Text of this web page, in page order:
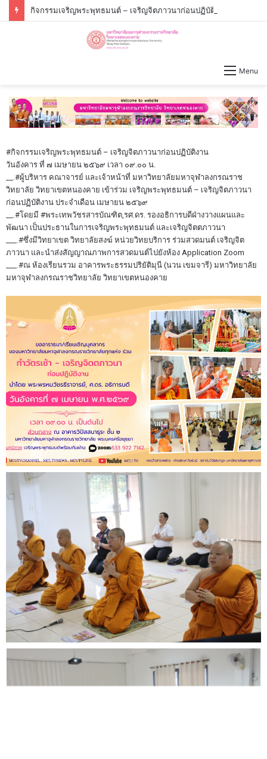
Menu
#กิจกรรมเจริญพระพุทธมนต์ – เจริญจิตภาวนาก่อนปฏิบัติงาน
วันอังคาร ที่ ๗ เมษายน ๒๕๖๙ เวลา ๐๙.๐๐ น.
#ผู้บริหาร คณาจารย์ และเจ้าหน้าที่ มหาวิทยาลัยมหาจุฬาลงกรณราช
วิทยาลัย วิทยาเขตหนองคาย เข้าร่วม เจริญพระพุทธมนต์ – เจริญจิตภาวนา
ก่อนปฏิบัติงาน ประจำเดือน เมษายน ๒๕๖๙
#โดยมี #พระเทพวัชรสารบัณฑิต ,รศ.ดร. รองอธิการบดีฝ่างวางแผนและ
พัฒนา เป็นประธานในการเจริญพระพุทธมนต์ และเจริญจิตตภาวนา
#ซึ่งมีวิทยาเขต วิทยาลัยสงฆ์ หน่วยวิทยบริการ ร่วมสวดมนต์ เจริญจิต
ภาวนา และนำส่งสัญญาณภาพการสวดมนต์ไปยังห้อง Application Zoom
#ณ ห้องเรียนรวม อาคารพระธรรมปริยัติมุนี (นวน เขมจารี) มหาวิทยาลัย
มหาจุฬาลงกรณราชวิทยาลัย วิทยาเขตหนองคาย